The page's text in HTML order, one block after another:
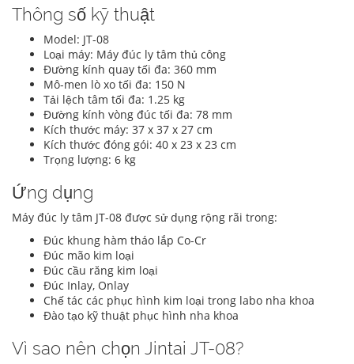
Thông số kỹ thuật
Model: JT-08
Loại máy: Máy đúc ly tâm thủ công
Đường kính quay tối đa: 360 mm
Mô-men lò xo tối đa: 150 N
Tải lệch tâm tối đa: 1.25 kg
Đường kính vòng đúc tối đa: 78 mm
Kích thước máy: 37 x 37 x 27 cm
Kích thước đóng gói: 40 x 23 x 23 cm
Trọng lượng: 6 kg
Ứng dụng
Máy đúc ly tâm JT-08 được sử dụng rộng rãi trong:
Đúc khung hàm tháo lắp Co-Cr
Đúc mão kim loại
Đúc cầu răng kim loại
Đúc Inlay, Onlay
Chế tác các phục hình kim loại trong labo nha khoa
Đào tạo kỹ thuật phục hình nha khoa
Vì sao nên chọn Jintai JT-08?